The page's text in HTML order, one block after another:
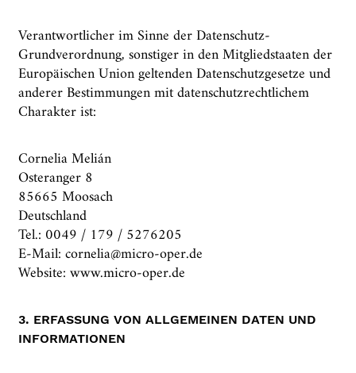
Verantwortlicher im Sinne der Datenschutz-
Grundverordnung, sonstiger in den Mitgliedstaaten der
Europäischen Union geltenden Datenschutzgesetze und
anderer Bestimmungen mit datenschutzrechtlichem
Charakter ist:
Cornelia Melián
Osteranger 8
85665 Moosach
Deutschland
Tel.: 0049 / 179 / 5276205
E-Mail: cornelia@micro-oper.de
Website: www.micro-oper.de
3. ERFASSUNG VON ALLGEMEINEN DATEN UND
INFORMATIONEN